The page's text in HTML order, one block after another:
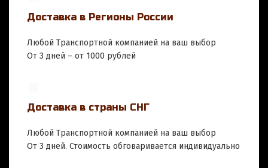
Доставка в Регионы России
Любой Транспортной компанией на ваш выбор
От 3 дней – от 1000 рублей
Доставка в страны СНГ
Любой Транспортной компанией на ваш выбор
От 3 дней. Стоимость обговаривается индивидуально